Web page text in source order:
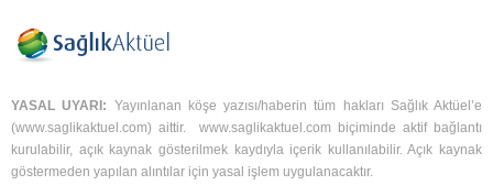
YASAL UYARI: Yayınlanan köşe yazısı/haberin tüm hakları Sağlık Aktüel’e
(www.saglikaktuel.com) aittir. www.saglikaktuel.com biçiminde aktif bağlantı
kurulabilir, açık kaynak gösterilmek kaydıyla içerik kullanılabilir. Açık kaynak
göstermeden yapılan alıntılar için yasal işlem uygulanacaktır.